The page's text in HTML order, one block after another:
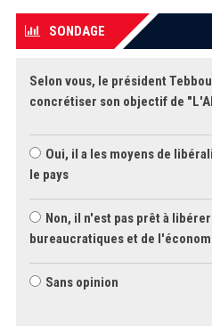
SONDAGE
Selon vous, le président
concrétiser son objectif de
Oui, il a les moyens de
le pays
Non, il n'est pas prêt à
bureaucratiques et de
Sans opinion